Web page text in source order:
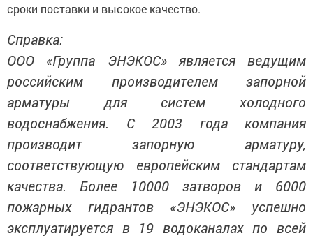
сроки поставки и высокое качество.
Справка:
ООО «Группа ЭНЭКОС» является ведущим
российским производителем запорной
арматуры для систем холодного
водоснабжения. С 2003 года компания
производит запорную арматуру,
соответствующую европейским стандартам
качества. Более 10000 затворов и 6000
пожарных гидрантов «ЭНЭКОС» успешно
эксплуатируется в 19 водоканалах по всей